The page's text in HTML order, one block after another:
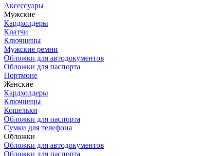
Аксессуары
Мужские
Кардхолдеры
Клатчи
Ключницы
Мужские ремни
Обложки для автодокументов
Обложки для паспорта
Портмоне
Женские
Кардхолдеры
Ключницы
Кошельки
Обложки для паспорта
Сумки для телефона
Обложки
Обложки для автодокументов
Обложки для паспорта